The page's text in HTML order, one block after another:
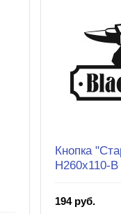
Кнопка
H260x110-B
194 руб.